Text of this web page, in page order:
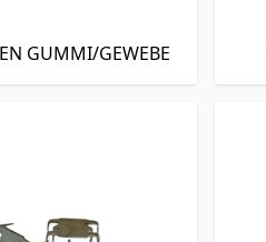
GUMMI/GEWEBE